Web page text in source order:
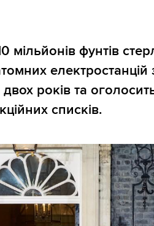
мільйонів фунтів
років та
списків.